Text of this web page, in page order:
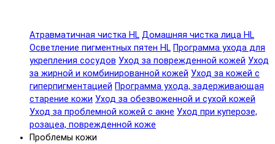
Атравматичная чистка HL Домашняя чистка лица HL
Осветление пигментных пятен HL Программа ухода для
укрепления сосудов Уход за поврежденной кожей Уход
за жирной и комбинированной кожей Уход за кожей с
гиперпигментацией Программа ухода, задерживающая
старение кожи Уход за обезвоженной и сухой кожей
Уход за проблемной кожей с акне Уход при куперозе,
розацеа, поврежденной коже
Проблемы кожи